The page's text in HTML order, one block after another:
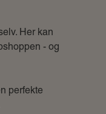
Her kan
- og
perfekte